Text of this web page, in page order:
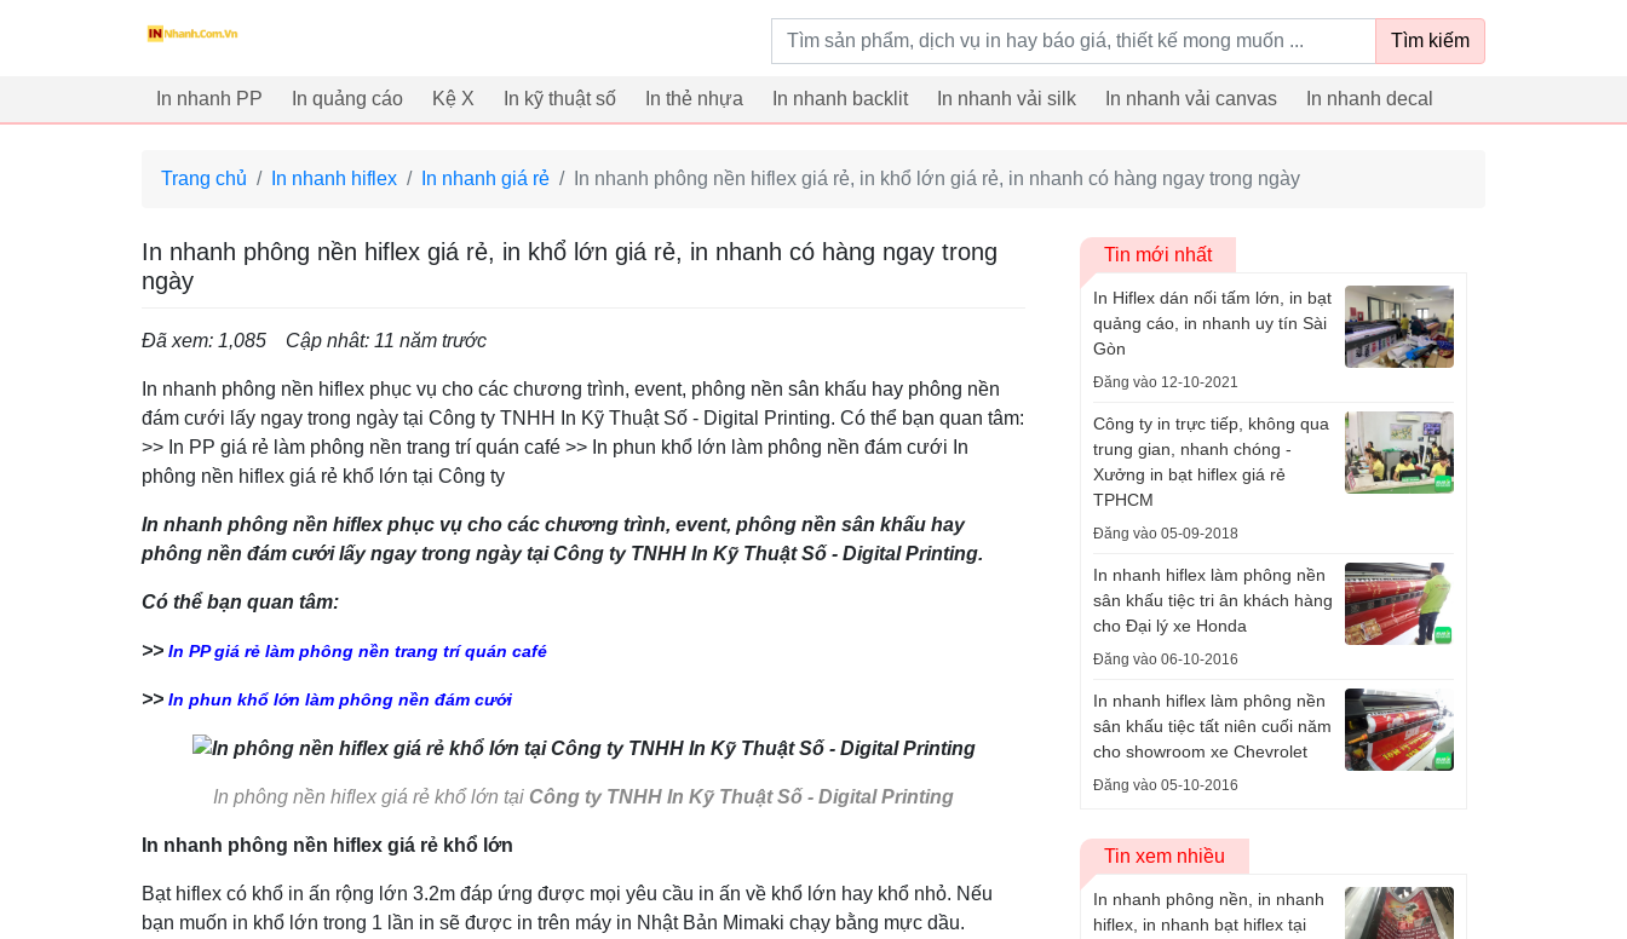
innhanh.com.vn Từ khoá tìm kiếm Tìm kiếm
In nhanh PP In quảng cáo Kệ X In kỹ thuật số In thẻ nhựa In nhanh backlit In nhanh vải silk In nhanh vải canvas In nhanh decal
Trang chủ In nhanh hiflex In nhanh giá rẻ In nhanh phông nền hiflex giá rẻ, in khổ lớn giá rẻ, in nhanh có hàng ngay trong ngày
In nhanh phông nền hiflex giá rẻ, in khổ lớn giá rẻ, in nhanh có hàng ngay trong
ngày
Đã xem: 1,085 Cập nhât: 11 năm trước
In nhanh phông nền hiflex phục vụ cho các chương trình, event, phông nền sân khấu hay phông nền
đám cưới lấy ngay trong ngày tại Công ty TNHH In Kỹ Thuật Số - Digital Printing. Có thể bạn quan tâm:
>> In PP giá rẻ làm phông nền trang trí quán café >> In phun khổ lớn làm phông nền đám cưới In
phông nền hiflex giá rẻ khổ lớn tại Công ty
In nhanh phông nền hiflex phục vụ cho các chương trình, event, phông nền sân khấu hay
phông nền đám cưới lấy ngay trong ngày tạiCông ty TNHH In Kỹ Thuật Số - Digital Printing.
Có thể bạn quan tâm:
>> In PP giá rẻ làm phông nền trang trí quán café
>> In phun khổ lớn làm phông nền đám cưới
In phông nền hiflex giá rẻ khổ lớn tại Công ty TNHH In Kỹ Thuật Số - Digital Printing
In nhanh phông nền hiflex giá rẻ khổ lớn
Bạt hiflex có khổ in ấn rộng lớn 3.2m đáp ứng được mọi yêu cầu in ấn về khổ lớn hay khổ nhỏ. Nếu
bạn muốn in khổ lớn trong 1 lần in sẽ được in trên máy in Nhật Bản Mimaki chạy bằng mực dầu.
Tin mới nhất
In Hiflex dán nối tấm lớn, in bạt
quảng cáo, in nhanh uy tín Sài
Gòn
Đăng vào 12-10-2021
Công ty in trực tiếp, không qua
trung gian, nhanh chóng -
Xưởng in bạt hiflex giá rẻ
TPHCM
Đăng vào 05-09-2018
In nhanh hiflex làm phông nền
sân khấu tiệc tri ân khách hàng
cho Đại lý xe Honda
Đăng vào 06-10-2016
In nhanh hiflex làm phông nền
sân khấu tiệc tất niên cuối năm
cho showroom xe Chevrolet
Đăng vào 05-10-2016
Tin xem nhiều
In nhanh phông nền, in nhanh
hiflex, in nhanh bạt hiflex tại